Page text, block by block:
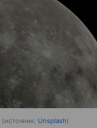
источник: Unsplash